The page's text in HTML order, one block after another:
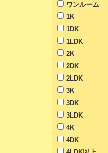
ワンルーム
1K
1DK
1LDK
2K
2DK
2LDK
3K
3DK
3LDK
4K
4DK